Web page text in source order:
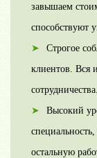
завышаем
способствуют
Строгое
клиентов. Вся
сотрудничества.
Высокий
остальную